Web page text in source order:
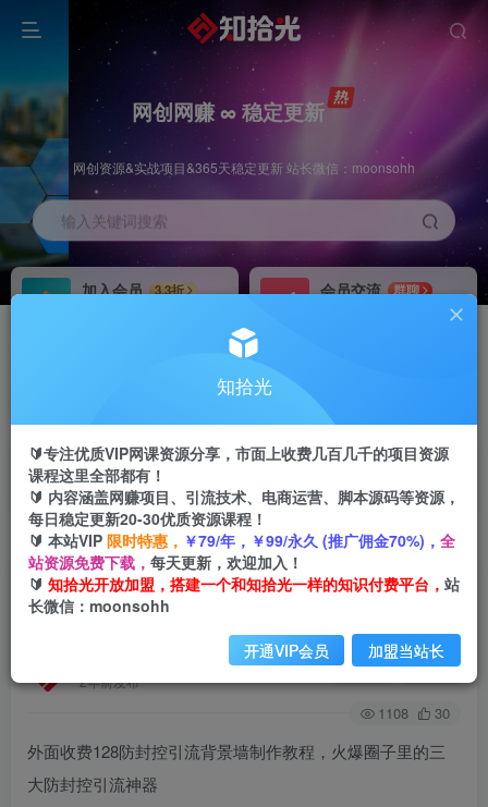
网创网赚 ∞ 稳定更新
网创资源&实战项目&365天稳定更新 站长微信：moonsohh
输入关键词搜索
加入会员
3.3折
会员交流
群聊
首页 创业课程 会员免费 正文
外面收费128防封控引流背景墙制作教程，火爆圈
子里的三大防封控引流神器
2年前发布
关注 私信
1108 30
外面收费128防封控引流背景墙制作教程，火爆圈子里的三
大防封控引流神器
知拾光
🔰专注优质VIP网课资源分享，市面上收费几百几千的项目资源
课程这里全部都有！
🔰 内容涵盖网赚项目、引流技术、电商运营、脚本源码等资源，
每日稳定更新20-30优质资源课程！
🔰 本站VIP 限时特惠， ￥79/年，￥99/永久 (推广佣金70%)， 全
站资源免费下载， 每天更新，欢迎加入！
🔰 知拾光开放加盟，搭建一个和知拾光一样的知识付费平台， 站
长微信：moonsohh
开通VIP会员 加盟当站长